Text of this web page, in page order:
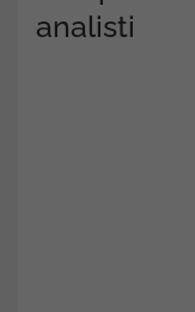
analisti